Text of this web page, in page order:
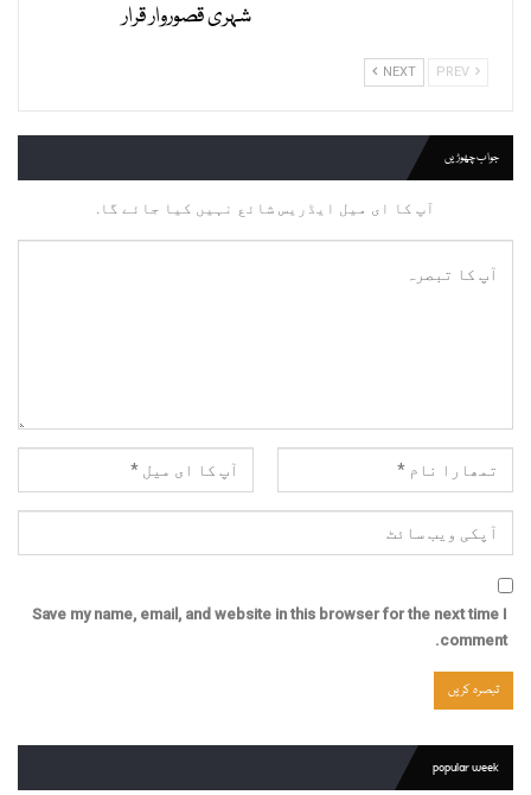
شہری قصوروار قرار
NEXT
جواب چھوڑیں
آپ کا ای میل ایڈریس شائع نہیں کیا جائے گا.
Save my name, email, and website in this browser for the next time I
comment.
popular week